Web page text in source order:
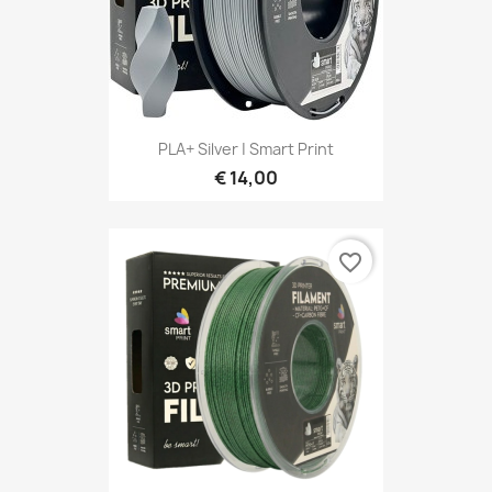
PLA+ Silver | Smart Print
€ 14,00
favorite_border